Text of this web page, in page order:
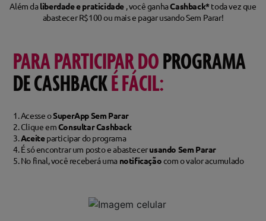
Além daliberdade e praticidade , você ganhaCashback*toda vez que
abastecer R$100 ou mais e pagar usando Sem Parar!
PARA PARTICIPAR DOPROGRAMA
DE CASHBACKÉ FÁCIL:
1. Acesse oSuperApp Sem Parar
2. Clique emConsultar Cashback
3.Aceiteparticipar do programa
4. É só encontrar um posto e abastecerusando Sem Parar
5. No final, você receberá uma notificaçãocom o valor acumulado